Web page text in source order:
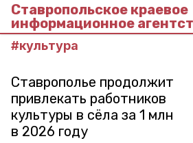
Ставропольское краевое
информационное
#культура
Ставрополье продолжит
привлекать работников
культуры в сёла за 1 млн
в 2026 году